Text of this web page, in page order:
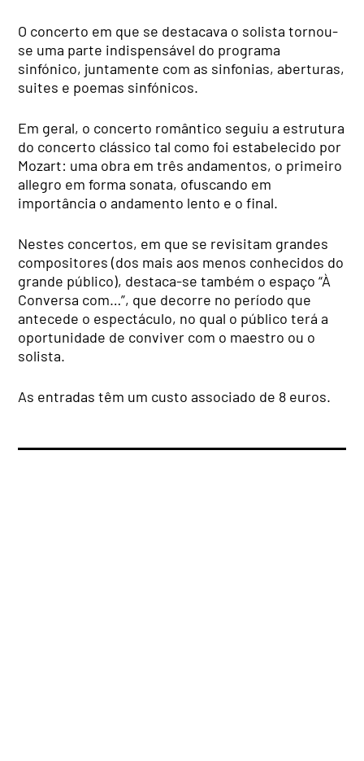
O concerto em que se destacava o solista tornou-
se uma parte indispensável do programa
sinfónico, juntamente com as sinfonias, aberturas,
suites e poemas sinfónicos.
Em geral, o concerto romântico seguiu a estrutura
do concerto clássico tal como foi estabelecido por
Mozart: uma obra em três andamentos, o primeiro
allegro em forma sonata, ofuscando em
importância o andamento lento e o final.
Nestes concertos, em que se revisitam grandes
compositores (dos mais aos menos conhecidos do
grande público), destaca-se também o espaço “À
Conversa com…”, que decorre no período que
antecede o espectáculo, no qual o público terá a
oportunidade de conviver com o maestro ou o
solista.
As entradas têm um custo associado de 8 euros.